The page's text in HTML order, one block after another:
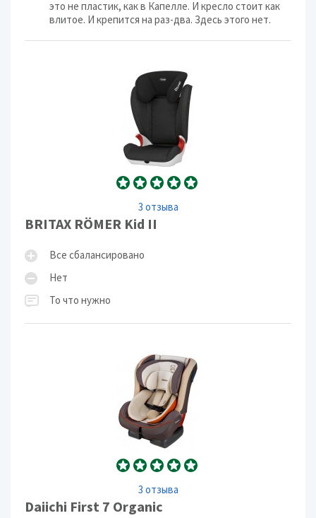
это не пластик, как в Капелле. И кресло стоит как
влитое. И крепится на раз-два. Здесь этого нет.
3 отзыва
BRITAX RÖMER Kid II
Все сбалансировано
Нет
То что нужно
3 отзыва
Daiichi First 7 Organic